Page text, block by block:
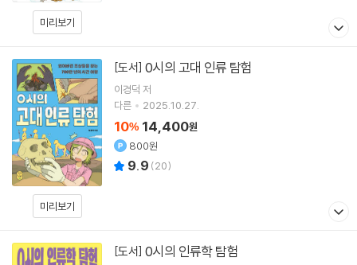
미리보기
미리보기
[도서] 0시의 고대 인류 탐험
이경덕 저
다른
2025.10.27.
10% 14,400원
800원
9.9 (20)
[도서] 0시의 인류학 탐험